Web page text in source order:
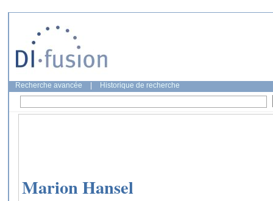
Recherche avancée Historique de recherche
Marion Hansel